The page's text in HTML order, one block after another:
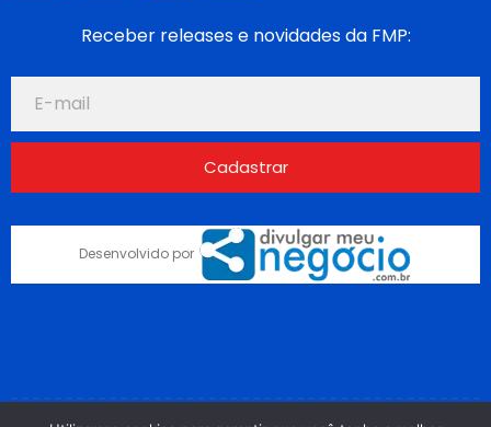
Receber releases e novidades da FMP:
Cadastrar
Desenvolvido por